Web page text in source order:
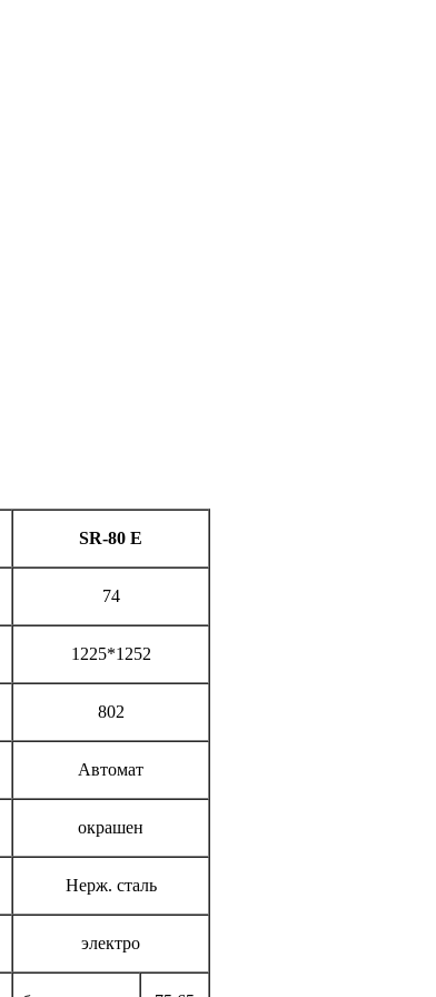
SR-80 E
74
1225*1252
802
Автомат
окрашен
Нерж. сталь
электро